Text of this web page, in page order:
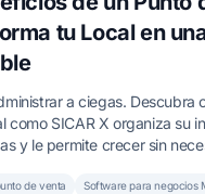
tu Local en
a ciegas. Descubra
como SICAR X organiza su
y le permite crecer sin
de venta Software para negocios